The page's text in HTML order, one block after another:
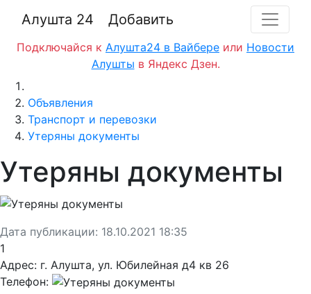
Алушта 24 Добавить
Подключайся к Алушта24 в Вайбере или Новости
Алушты в Яндекс Дзен.
Объявления
Транспорт и перевозки
Утеряны документы
Утеряны документы
Дата публикации: 18.10.2021 18:35
1
Адрес: г. Алушта, ул. Юбилейная д4 кв 26
Телефон: